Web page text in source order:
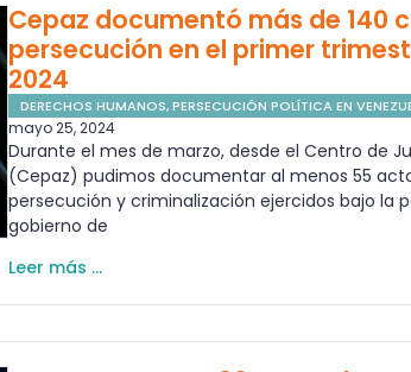
Cepaz documentó más de 140
persecución en el primer
2024
DERECHOS HUMANOS,PERSECUCIÓN POLÍTICA EN
mayo 25, 2024
Durante el mes de marzo, desde el Centro de
(Cepaz) pudimos documentar al menos 55
persecución y criminalización ejercidos bajo la
gobierno de
Leer más ...